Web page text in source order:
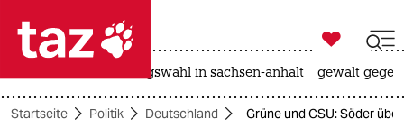
 taz zahl ich
taz zahl ich

taz zahl ich
landtagswahl in sachsen-anhalt gewalt
Startseite Politik Deutschland Grüne und CSU: Söder